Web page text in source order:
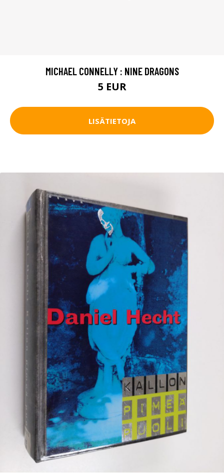
MICHAEL CONNELLY : NINE DRAGONS
5 EUR
LISÄTIETOJA